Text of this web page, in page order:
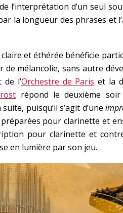
l’interprétation d’un seul
la longueur des phrases et
et éthérée bénéficie
de mélancolie, sans autre
de l’Orchestre de Paris et la
répond le deuxième
puisqu’il s’agit d’une
pour clarinette et
pour clarinette et
en lumière par son jeu.